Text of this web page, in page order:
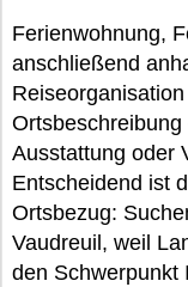
Ferienwohnung,
anschließend
Ausstattung oder
Entscheidend ist
Ortsbezug:
Vaudreuil, weil
den Schwerpunkt